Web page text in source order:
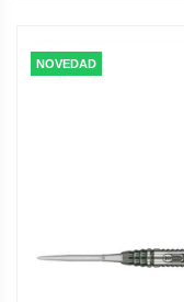
NOVEDAD